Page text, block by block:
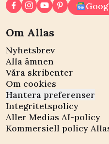
Om Allas
Nyhetsbrev
Alla ämnen
Våra skribenter
Om cookies
Hantera preferenser
Integritetspolicy
Aller Medias AI-policy
Kommersiell policy